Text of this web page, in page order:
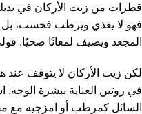
قطرات من زيت الأركان في
فهو لا يغذي ويرطب فحسب، بل
المجعد ويضيف لمعانًا صحيًا.
لكن زيت الأركان لا يتوقف عند
في روتين العناية ببشرة
السائل كمرطب أو امزجيه مع